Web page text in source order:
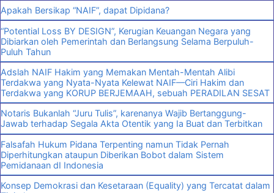
Apakah Bersikap “NAIF”, dapat Dipidana?
“Potential Loss BY DESIGN”, Kerugian Keuangan Negara yang
Dibiarkan oleh Pemerintah dan Berlangsung Selama Berpuluh-
Puluh Tahun
Adslah NAIF Hakim yang Memakan Mentah-Mentah Alibi
Terdakwa yang Nyata-Nyata Kelewat NAIF—Ciri Hakim dan
Terdakwa yang KORUP BERJEMAAH, sebuah PERADILAN SESAT
Notaris Bukanlah “Juru Tulis”, karenanya Wajib Bertanggung-
Jawab terhadap Segala Akta Otentik yang Ia Buat dan Terbitkan
Falsafah Hukum Pidana Terpenting namun Tidak Pernah
Diperhitungkan ataupun Diberikan Bobot dalam Sistem
Pemidanaan dI Indonesia
Konsep Demokrasi dan Kesetaraan (Equality) yang Tercatat dalam